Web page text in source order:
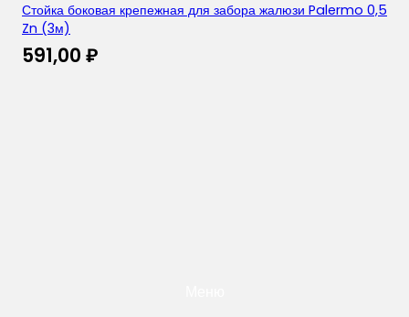
Стойка боковая крепежная для забора жалюзи Palermo 0,5
Zn (3м)
591,00 ₽